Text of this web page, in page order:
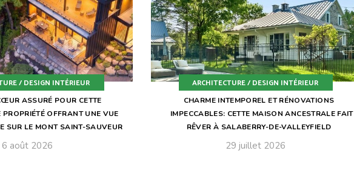
/ DESIGN INTÉRIEUR
ASSURÉ POUR CETTE
PROPRIÉTÉ OFFRANT UNE VUE
SUR LE MONT SAINT-SAUVEUR
6 août 2026
ARCHITECTURE / DESIGN INTÉRIEUR
CHARME INTEMPOREL ET RÉNOVATIONS
IMPECCABLES: CETTE MAISON ANCESTRALE FAIT
RÊVER À SALABERRY-DE-VALLEYFIELD
29 juillet 2026